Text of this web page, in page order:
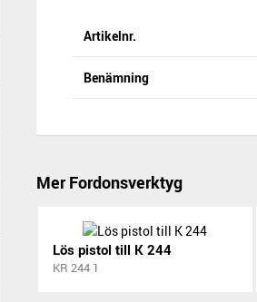
Artikelnr.
Benämning
Mer Fordonsverktyg
Lös pistol till K 244
KR 244 1